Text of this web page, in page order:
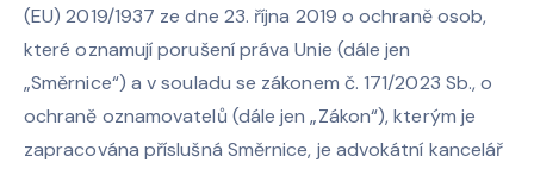
(EU) 2019/1937 ze dne 23. října 2019 o ochraně osob,
které oznamují porušení práva Unie (dále jen
„Směrnice“) a v souladu se zákonem č. 171/2023 Sb., o
ochraně oznamovatelů (dále jen „Zákon“), kterým je
zapracována příslušná Směrnice, je advokátní kancelář